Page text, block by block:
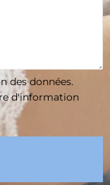
des données.
d'information